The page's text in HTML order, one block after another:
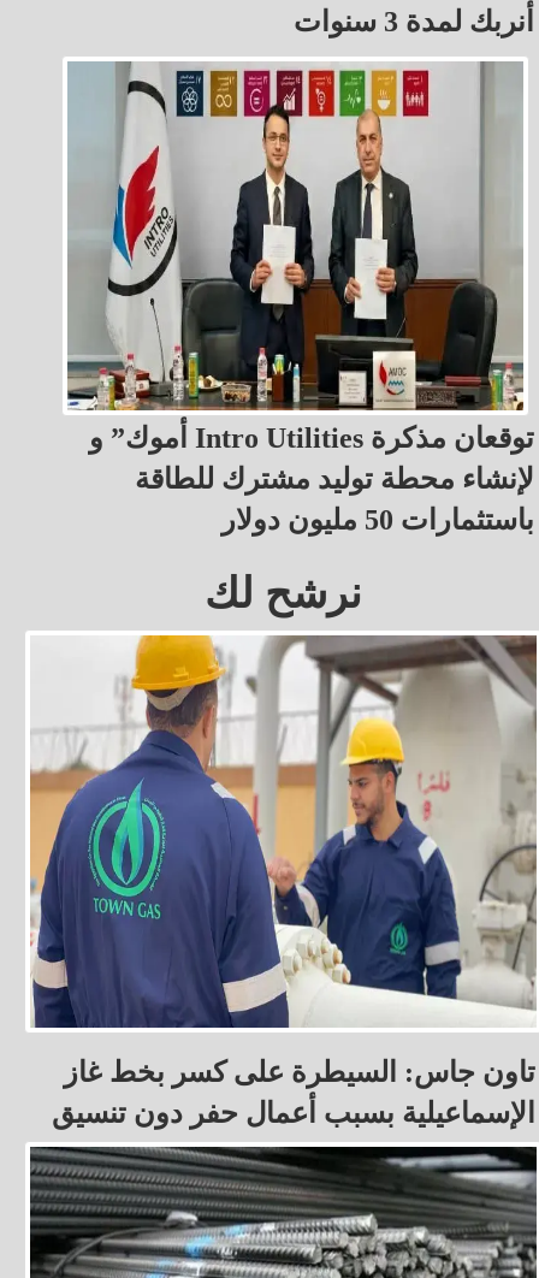
أنربك لمدة 3 سنوات
أموك” و Intro Utilities توقعان مذكرة
لإنشاء محطة توليد مشترك للطاقة
باستثمارات 50 مليون دولار
نرشح لك
تاون جاس: السيطرة على كسر بخط غاز
الإسماعيلية بسبب أعمال حفر دون تنسيق